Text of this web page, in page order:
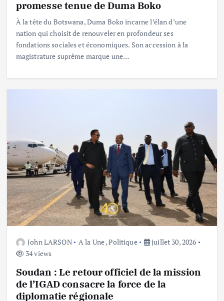
promesse tenue de Duma Boko
À la tête du Botswana, Duma Boko incarne l’élan d’une
nation qui choisit de renouveler en profondeur ses
fondations sociales et économiques. Son accession à la
magistrature suprême marque une…
John LARSON A la Une,Politique
juillet 30, 2026
34 views
Soudan : Le retour officiel de la mission
de l’IGAD consacre la force de la
diplomatie régionale